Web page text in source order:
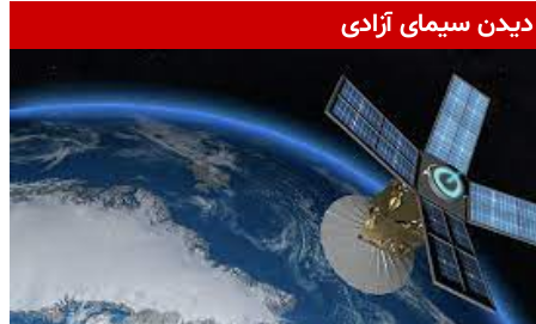
سیمای آزادی